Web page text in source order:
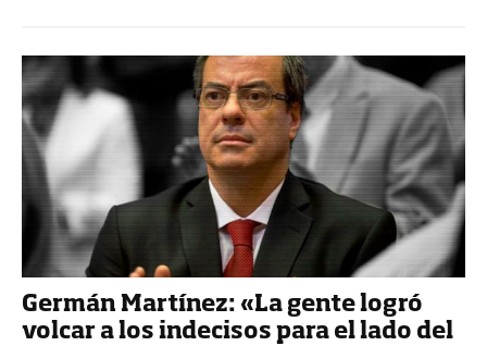
Germán Martínez: «La gente logró
volcar a los indecisos para el lado del